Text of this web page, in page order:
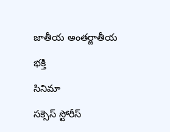
జాతీయ అంతర్జాతీయ
భక్తి
సినిమా
సక్సెస్ స్టోరీస్